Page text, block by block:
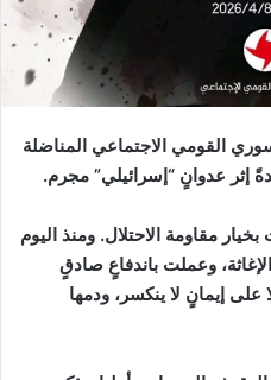
القومي الاجتماعي المناضلة
إثر عدوانٍ “إسرائيلي” مجرم.
مقاومة الاحتلال. ومنذ اليوم
وعملت باندفاعٍ صادقٍ
إيمانٍ لا ينكسر، ودمها